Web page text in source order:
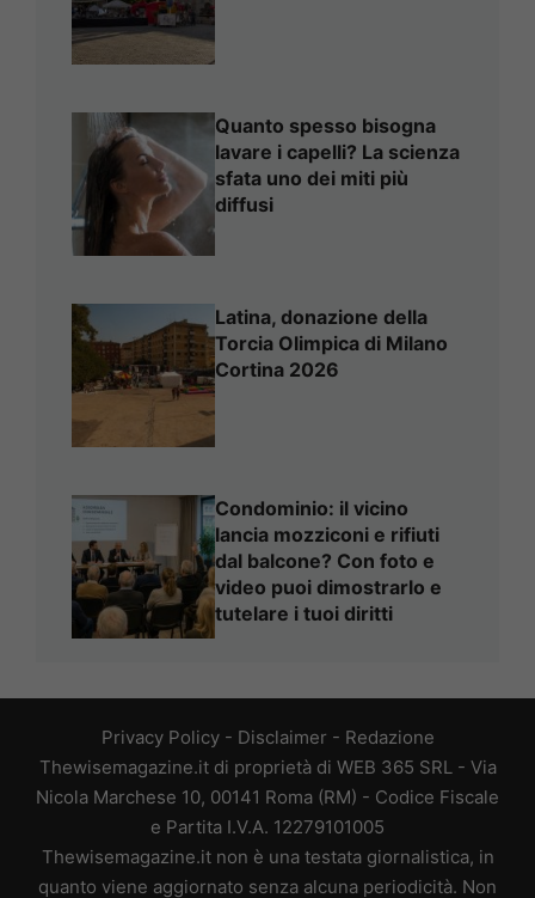
Quanto spesso bisogna
lavare i capelli? La scienza
sfata uno dei miti più
diffusi
Latina, donazione della
Torcia Olimpica di Milano
Cortina 2026
Condominio: il vicino
lancia mozziconi e rifiuti
dal balcone? Con foto e
video puoi dimostrarlo e
tutelare i tuoi diritti
Privacy Policy- Disclaimer - Redazione
Thewisemagazine.it di proprietà di WEB 365 SRL - Via
Nicola Marchese 10, 00141 Roma (RM) - Codice Fiscale
e Partita I.V.A. 12279101005
Thewisemagazine.it non è una testata giornalistica, in
quanto viene aggiornato senza alcuna periodicità. Non